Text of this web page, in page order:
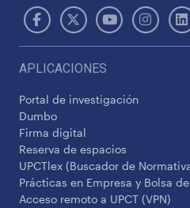
APLICACIONES
Portal de investigación
Dumbo
Firma digital
Reserva de espacios
UPCTlex (Buscador de
Prácticas en Empresa y Bolsa
Acceso remoto a UPCT (VPN)